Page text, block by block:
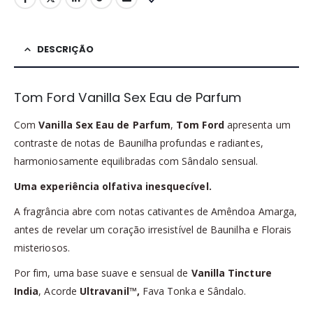
DESCRIÇÃO
Tom Ford Vanilla Sex Eau de Parfum
ComVanilla Sex Eau de Parfum, Tom Fordapresenta um
contraste de notas de Baunilha profundas e radiantes,
harmoniosamente equilibradas com Sândalo sensual.
Uma experiência olfativa inesquecível.
A fragrância abre com notas cativantes de Amêndoa Amarga,
antes de revelar um coração irresistível de Baunilha e Florais
misteriosos.
Por fim, uma base suave e sensual de Vanilla Tincture
India, Acorde Ultravanil™, Fava Tonka e Sândalo.